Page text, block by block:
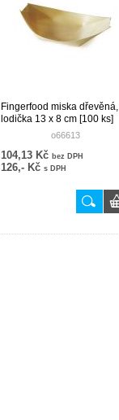
Fingerfood miska dřevěná,
lodička 13 x 8 cm [100 ks]
o66613
104,13 Kč bez DPH
126,- Kč s DPH